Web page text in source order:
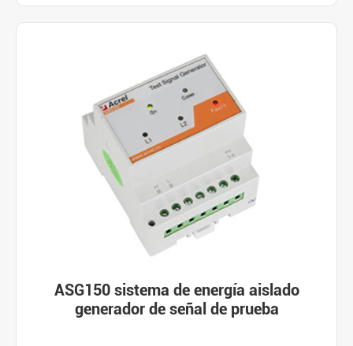
ASG150 sistema de energía aislado
generador de señal de prueba